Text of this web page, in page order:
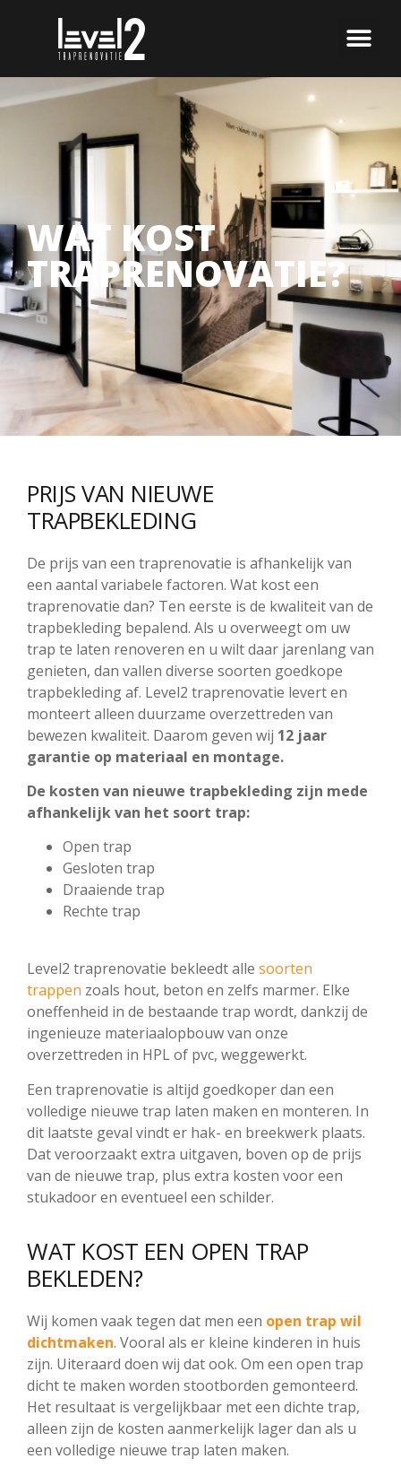
WAT KOST
TRAPRENOVATIE?
PRIJS VAN NIEUWE
TRAPBEKLEDING
De prijs van een traprenovatie is afhankelijk van
een aantal variabele factoren. Wat kost een
traprenovatie dan? Ten eerste is de kwaliteit van de
trapbekleding bepalend. Als u overweegt om uw
trap te laten renoveren en u wilt daar jarenlang van
genieten, dan vallen diverse soorten goedkope
trapbekleding af. Level2 traprenovatie levert en
monteert alleen duurzame overzettreden van
bewezen kwaliteit. Daarom geven wij 12 jaar
garantie op materiaal en montage.
De kosten van nieuwe trapbekleding zijn mede
afhankelijk van het soort trap:
Open trap
Gesloten trap
Draaiende trap
Rechte trap
Level2 traprenovatie bekleedt alle soorten
trappen zoals hout, beton en zelfs marmer. Elke
oneffenheid in de bestaande trap wordt, dankzij de
ingenieuze materiaalopbouw van onze
overzettreden in HPL of pvc, weggewerkt.
Een traprenovatie is altijd goedkoper dan een
volledige nieuwe trap laten maken en monteren. In
dit laatste geval vindt er hak- en breekwerk plaats.
Dat veroorzaakt extra uitgaven, boven op de prijs
van de nieuwe trap, plus extra kosten voor een
stukadoor en eventueel een schilder.
WAT KOST EEN OPEN TRAP
BEKLEDEN?
Wij komen vaak tegen dat men een open trap wil
dichtmaken. Vooral als er kleine kinderen in huis
zijn. Uiteraard doen wij dat ook. Om een open trap
dicht te maken worden stootborden gemonteerd.
Het resultaat is vergelijkbaar met een dichte trap,
alleen zijn de kosten aanmerkelijk lager dan als u
een volledige nieuwe trap laten maken.